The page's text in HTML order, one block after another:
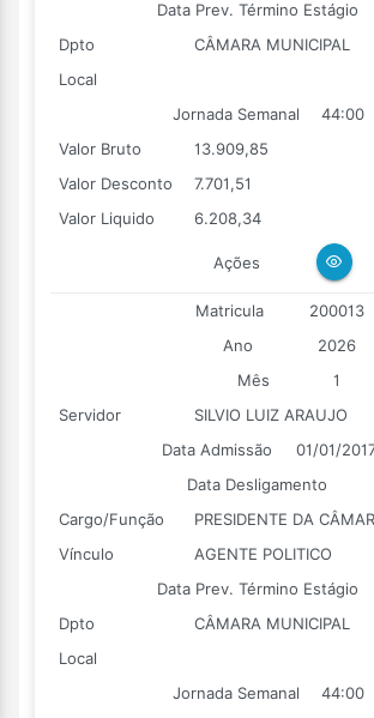
Data Prev. Término Estágio
Dpto
CÂMARA MUNICIPAL
Local
Jornada Semanal
44:00
Valor Bruto
13.909,85
Valor Desconto
7.701,51
Valor Liquido
6.208,34
Ações
Matricula
200013
Ano
2026
Mês
1
Servidor
SILVIO LUIZ ARAUJO
Data Admissão
01/01/
Data Desligamento
Cargo/Função
PRESIDENTE DA
Vínculo
AGENTE POLITICO
Data Prev. Término Estágio
Dpto
CÂMARA MUNICIPAL
Local
Jornada Semanal
44:00